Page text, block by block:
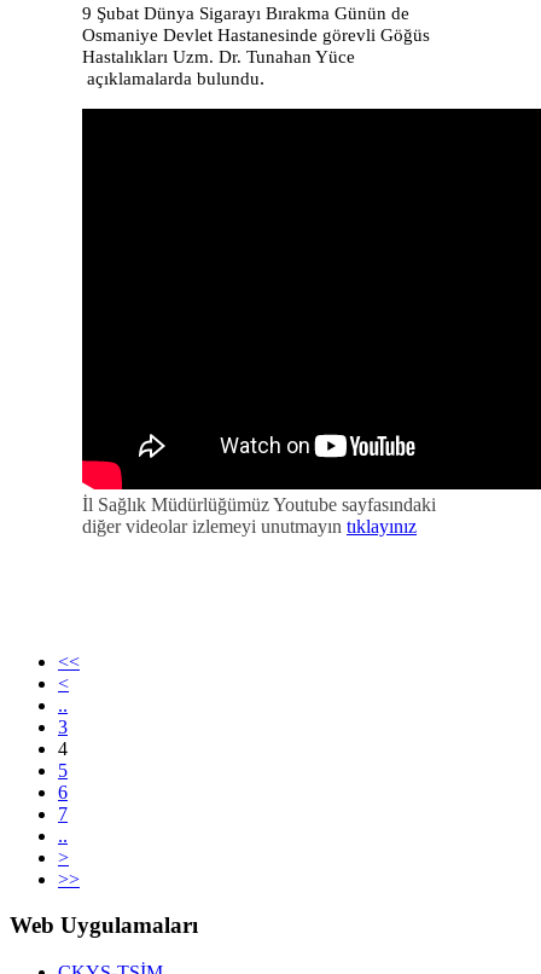
9 Şubat Dünya Sigarayı Bırakma Günün de
Osmaniye Devlet Hastanesinde görevli Göğüs
Hastalıkları Uzm. Dr. Tunahan Yüce
açıklamalarda bulundu.
İl Sağlık Müdürlüğümüz Youtube sayfasındaki
diğer videolar izlemeyi unutmayın tıklayınız
<<
<
..
3
4
5
6
7
..
>
>>
Web Uygulamaları